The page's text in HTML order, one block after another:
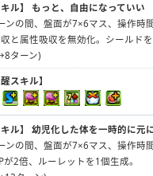
ル】
もっと、自由になっていい
ンの間、盤面が7×6マス、操作時
と属性吸収を無効化。シールドを
ターン)
醒スキル】
ル】
幼児化した体を一時的に元
ンの間、盤面が7×6マス、操作時
が2倍、ルーレットを1個生成。